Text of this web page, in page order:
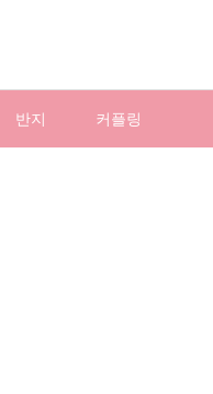
반지 커플링